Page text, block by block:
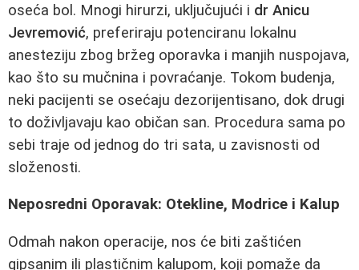
oseća bol. Mnogi hirurzi, uključujući i dr Anicu
Jevremović, preferiraju potenciranu lokalnu
anesteziju zbog bržeg oporavka i manjih nuspojava,
kao što su mučnina i povraćanje. Tokom budenja,
neki pacijenti se osećaju dezorijentisano, dok drugi
to doživljavaju kao običan san. Procedura sama po
sebi traje od jednog do tri sata, u zavisnosti od
složenosti.
Neposredni Oporavak: Otekline, Modrice i Kalup
Odmah nakon operacije, nos će biti zaštićen
gipsanim ili plastičnim kalupom, koji pomaže da